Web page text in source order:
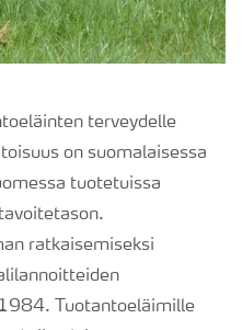
terveydelle
on suomalaisessa
tuotetuissa
ratkaisemiseksi
Tuotantoeläimille